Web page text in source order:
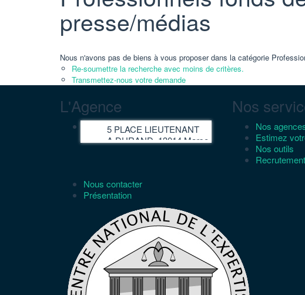
presse/médias
Nous n'avons pas de biens à vous proposer dans la catégorie
Re-soumettre la recherche avec moins de critères.
Transmettez-nous votre demande
L'Agence
5 PLACE LIEUTENANT
A.DURAND, 13014 Marseille
Nous contacter
Présentation
Nos
Nos
Estimez
Nos outils
Recrutement